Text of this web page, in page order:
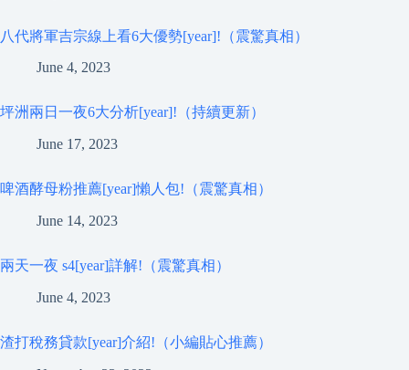
八代將軍吉宗線上看6大優勢[year]!（震驚真相）
June 4, 2023
坪洲兩日一夜6大分析[year]!（持續更新）
June 17, 2023
啤酒酵母粉推薦[year]懶人包!（震驚真相）
June 14, 2023
兩天一夜 s4[year]詳解!（震驚真相）
June 4, 2023
渣打稅務貸款[year]介紹!（小編貼心推薦）